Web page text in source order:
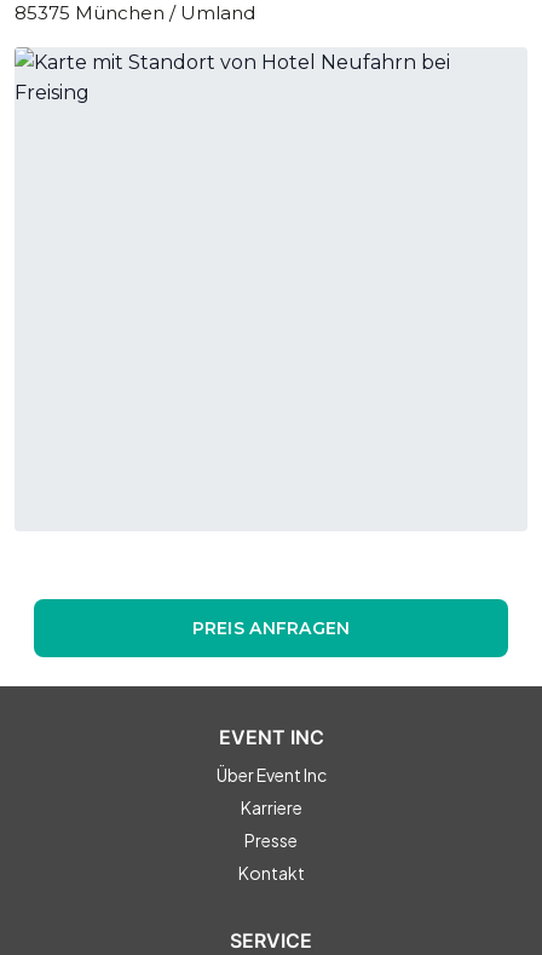
85375 München / Umland
PREIS ANFRAGEN
EVENT INC
Über Event Inc
Karriere
Presse
Kontakt
SERVICE